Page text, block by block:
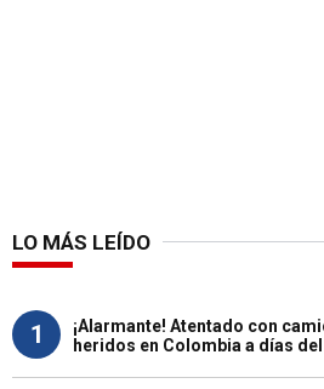
LO MÁS LEÍDO
1
¡Alarmante! Atentado con
heridos en Colombia a días